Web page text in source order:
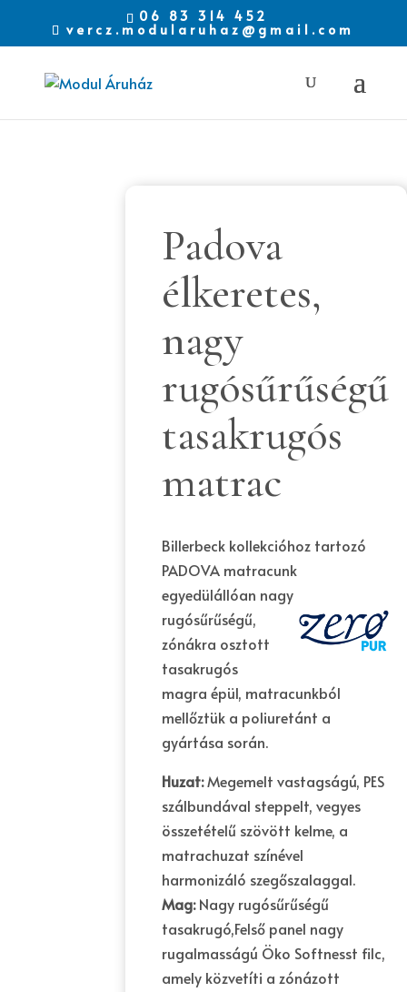
06 83 314 452
vercz.modularuhaz@gmail.com
Padova
élkeretes,
nagy
rugósűrűségű
tasakrugós
matrac
Billerbeck kollekcióhoz tartozó
PADOVA matracunk
egyedülállóan nagy
rugósűrűségű,
zónákra osztott
tasakrugós
magra épül, matracunkból
mellőztük a poliuretánt a
gyártása során.
Huzat:Megemelt vastagságú, PES
szálbundával steppelt, vegyes
összetételű szövött kelme, a
matrachuzat színével
harmonizáló szegőszalaggal.
Mag:Nagy rugósűrűségű
tasakrugó,Felső panel nagy
rugalmasságú Öko Softnesst filc,
amely közvetíti a zónázott